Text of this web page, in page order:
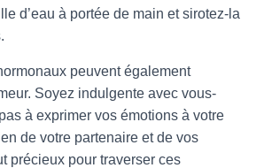
d’eau à portée de main et sirotez-la
peuvent également
Soyez indulgente avec vous-
à exprimer vos émotions à votre
de votre partenaire et de vos
précieux pour traverser ces